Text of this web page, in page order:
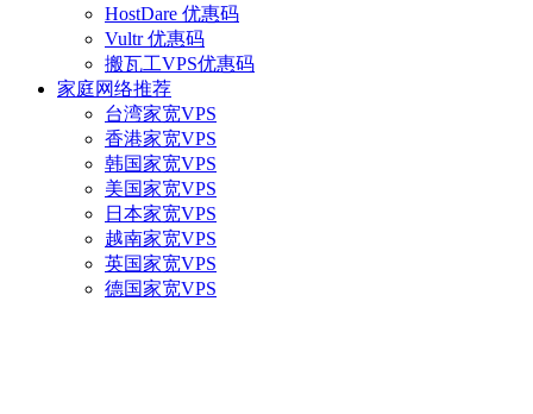
HostDare 优惠码
Vultr 优惠码
搬瓦工VPS优惠码
家庭网络推荐
台湾家宽VPS
香港家宽VPS
韩国家宽VPS
美国家宽VPS
日本家宽VPS
越南家宽VPS
英国家宽VPS
德国家宽VPS